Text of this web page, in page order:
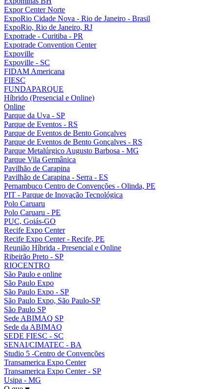
Expor Center Norte
ExpoRio Cidade Nova - Rio de Janeiro - Brasil
ExpoRio, Rio de Janeiro, RJ
Expotrade - Curitiba - PR
Expotrade Convention Center
Expoville
Expoville - SC
FIDAM Americana
FIESC
FUNDAPARQUE
Híbrido (Presencial e Online)
Online
Parque da Uva - SP
Parque de Eventos - RS
Parque de Eventos de Bento Gonçalves
Parque de Eventos de Bento Gonçalves - RS
Parque Metalúrgico Augusto Barbosa - MG
Parque Vila Germânica
Pavilhão de Carapina
Pavilhão de Carapina - Serra - ES
Pernambuco Centro de Convenções - Olinda, PE
PIT - Parque de Inovação Tecnológica
Polo Caruaru
Polo Caruaru - PE
PUC, Goiás-GO
Recife Expo Center
Recife Expo Center - Recife, PE
Reunião Híbrida - Presencial e Online
Ribeirão Preto - SP
RIOCENTRO
São Paulo e online
São Paulo Expo
São Paulo Expo - SP
São Paulo Expo, São Paulo-SP
São Paulo SP
Sede ABIMAQ SP
Sede da ABIMAQ
SEDE FIESC - SC
SENAI/CIMATEC - BA
Studio 5 -Centro de Convenções
Transamerica Expo Center
Transamerica Expo Center - SP
Usipa - MG